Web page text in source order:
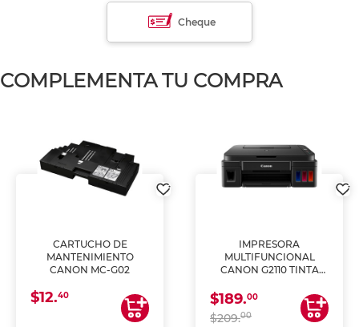
Cheque
COMPLEMENTA TU COMPRA
CARTUCHO DE
MANTENIMIENTO
CANON MC-G02
$12.40
IMPRESORA
MULTIFUNCIONAL
CANON G2110 TINTA
$189.00
$209.00